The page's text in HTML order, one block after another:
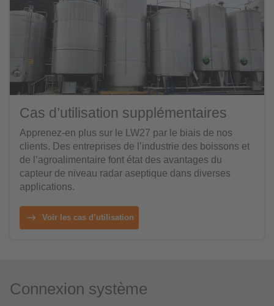
Cas d’utilisation supplémentaires
Apprenez-en plus sur le LW27 par le biais de nos
clients. Des entreprises de l’industrie des boissons et
de l’agroalimentaire font état des avantages du
capteur de niveau radar aseptique dans diverses
applications.
Voir les cas d’utilisation
Connexion système